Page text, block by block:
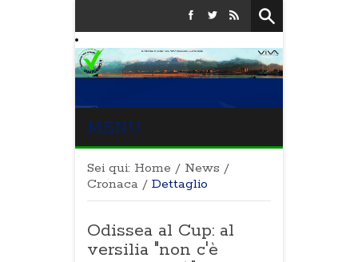
MENU
Sei qui: Home / News /
Cronaca / Dettaglio
Odissea al Cup: al
versilia "non c'è